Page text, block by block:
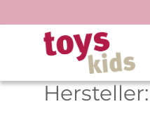
Inhalt
springen